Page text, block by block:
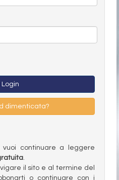
Login
dimenticata?
continuare a leggere
.
il sito e al termine del
o continuare con i